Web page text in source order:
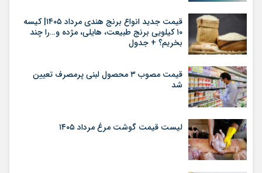
قیمت جدید انواع برنج هندی مرداد ۱۴۰۵| کیسه
۱۰ کیلویی برنج طبیعت، هایلی، مژده و…را چند
بخریم؟ + جدول
قیمت مصوب ۳ محصول لبنی پرمصرف تعیین
شد
لیست قیمت گوشت مرغ مرداد ۱۴۰۵